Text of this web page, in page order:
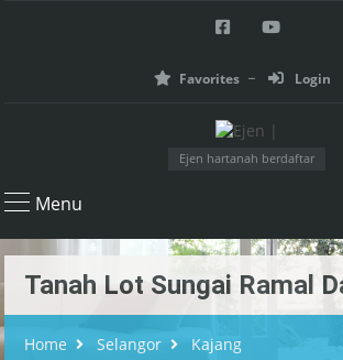
Favorites Login
Ejen hartanah berdaftar
Menu
Tanah Lot Sungai Ramal
Home Selangor Kajang